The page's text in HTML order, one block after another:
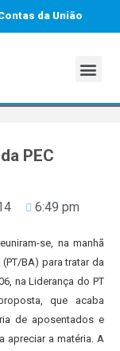
da União
PEC
6:49 pm
se, na manhã
BA) para tratar da
na Liderança do PT
que acaba
de aposentados e
apreciar a matéria. A